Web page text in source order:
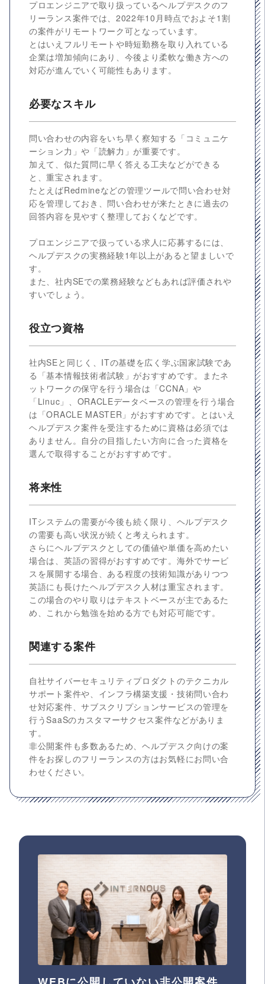
プロエンジニアで取り扱っているヘルプデスクのフ
リーランス案件では、2022年10月時点でおよそ1割
の案件がリモートワーク可となっています。
とはいえフルリモートや時短勤務を取り入れている
企業は増加傾向にあり、今後より柔軟な働き方への
対応が進んでいく可能性もあります。
必要なスキル
問い合わせの内容をいち早く察知する「コミュニケ
ーション力」や「読解力」が重要です。
加えて、似た質問に早く答える工夫などができる
と、重宝されます。
たとえばRedmineなどの管理ツールで問い合わせ対
応を管理しておき、問い合わせが来たときに過去の
回答内容を見やすく整理しておくなどです。
プロエンジニアで扱っている求人に応募するには、
ヘルプデスクの実務経験1年以上があると望ましいで
す。
また、社内SEでの業務経験などもあれば評価されや
すいでしょう。
役立つ資格
社内SEと同じく、ITの基礎を広く学ぶ国家試験であ
る「基本情報技術者試験」がおすすめです。またネ
ットワークの保守を行う場合は「CCNA」や
「Linuc」、ORACLEデータベースの管理を行う場合
は「ORACLE MASTER」がおすすめです。とはいえ
ヘルプデスク案件を受注するために資格は必須では
ありません。自分の目指したい方向に合った資格を
選んで取得することがおすすめです。
将来性
ITシステムの需要が今後も続く限り、ヘルプデスク
の需要も高い状況が続くと考えられます。
さらにヘルプデスクとしての価値や単価を高めたい
場合は、英語の習得がおすすめです。海外でサービ
スを展開する場合、ある程度の技術知識がありつつ
英語にも長けたヘルプデスク人材は重宝されます。
この場合のやり取りはテキストベースが主であるた
め、これから勉強を始める方でも対応可能です。
関連する案件
自社サイバーセキュリティプロダクトのテクニカル
サポート案件や、インフラ構築支援・技術問い合わ
せ対応案件、サブスクリプションサービスの管理を
行うSaaSのカスタマーサクセス案件などがありま
す。
非公開案件も多数あるため、ヘルプデスク向けの案
件をお探しのフリーランスの方はお気軽にお問い合
わせください。